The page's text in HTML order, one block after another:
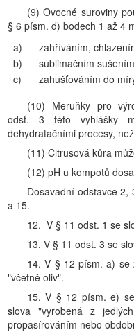
(9) Ovocné suroviny
§ 6 písm. d) bodech 1 až 4
a)
zahříváním,
b)
sublimačním
c)
zahušťováním do
(10) Meruňky pro
odst. 3 této vyhlášky
dehydratačními procesy,
(11) Citrusová kůra
(12) pH u kompotů
Dosavadní odstavce
a 15.
12. V § 11 odst. 1 se
13. V § 11 odst. 3 se
14. V § 12 písm. a) se
"včetně oliv".
15. V § 12 písm. e)
slova "vyrobená z
propasírováním nebo